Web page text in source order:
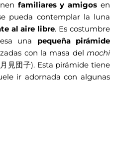
familiares y amigos en
pueda contemplar la luna
al aire libre. Es costumbre
una pequeña pirámide
con la masa del mochi
月見団子). Esta pirámide tiene
ir adornada con algunas